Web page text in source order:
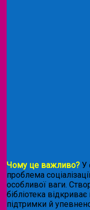
Чому це важливо? У
проблема
особливої ваги.
бібліотека
підтримки й